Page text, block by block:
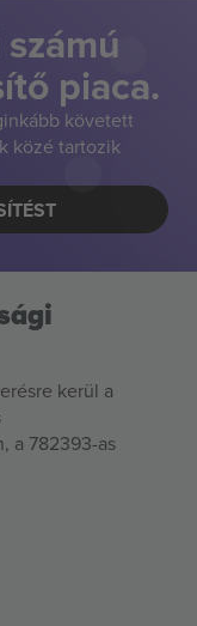
piaca.
követett
közé tartozik
kerül a
a 782393-as